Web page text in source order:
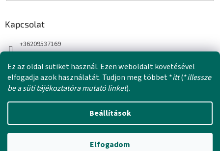
Ez az oldal sütiket használ. Ezen weboldalt követésével
elfogadja azok használatát. Tudjon meg többet *itt(*illessze
be a süti tájékoztatóra mutató linket).
Beállítások
Elfogadom
Kapcsolat
+36209537169
Shoptet készítette
Behina. Minden jog fenntartva.